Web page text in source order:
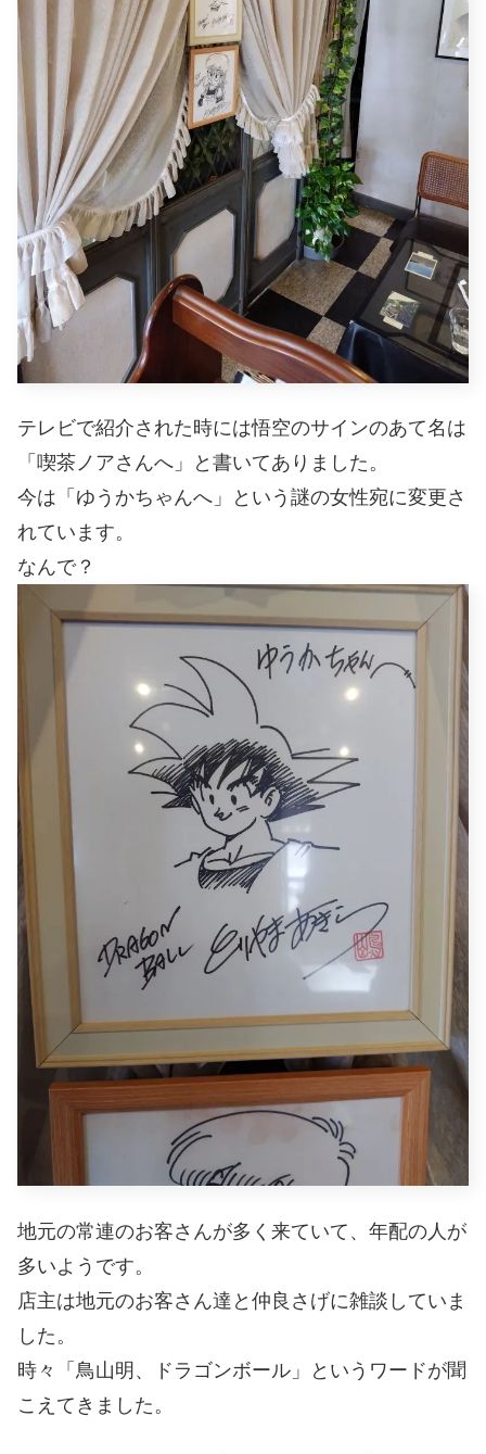
テレビで紹介された時には悟空のサインのあて名は
「喫茶ノアさんへ」と書いてありました。
今は「ゆうかちゃんへ」という謎の女性宛に変更さ
れています。
なんで？
地元の常連のお客さんが多く来ていて、年配の人が
多いようです。
店主は地元のお客さん達と仲良さげに雑談していま
した。
時々「鳥山明、ドラゴンボール」というワードが聞
こえてきました。